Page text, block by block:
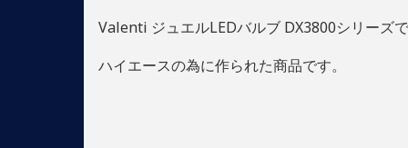
Valenti ジュエルLEDバルブ DX3800シリーズ
ハイエースの為に作られた商品です。